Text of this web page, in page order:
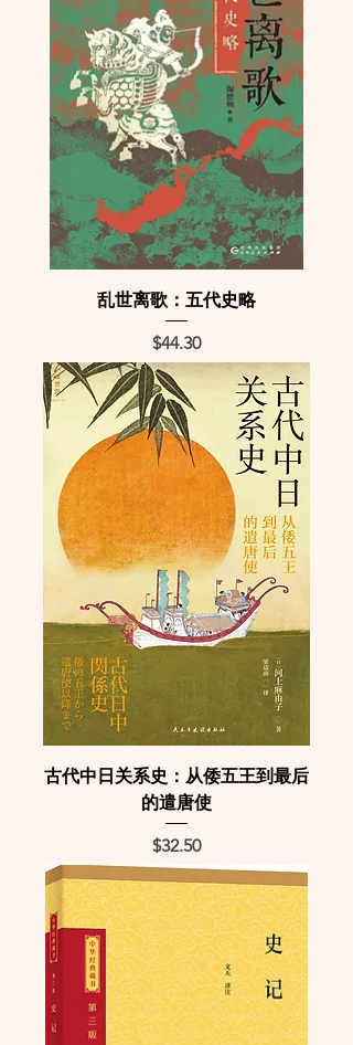
乱世离歌：五代史略
Price
$44.30
古代中日关系史：从倭五王到最后
的遣唐使
Price
$32.50